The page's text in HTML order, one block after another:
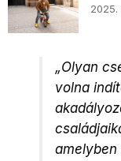
„Olyan
volna
amelyben